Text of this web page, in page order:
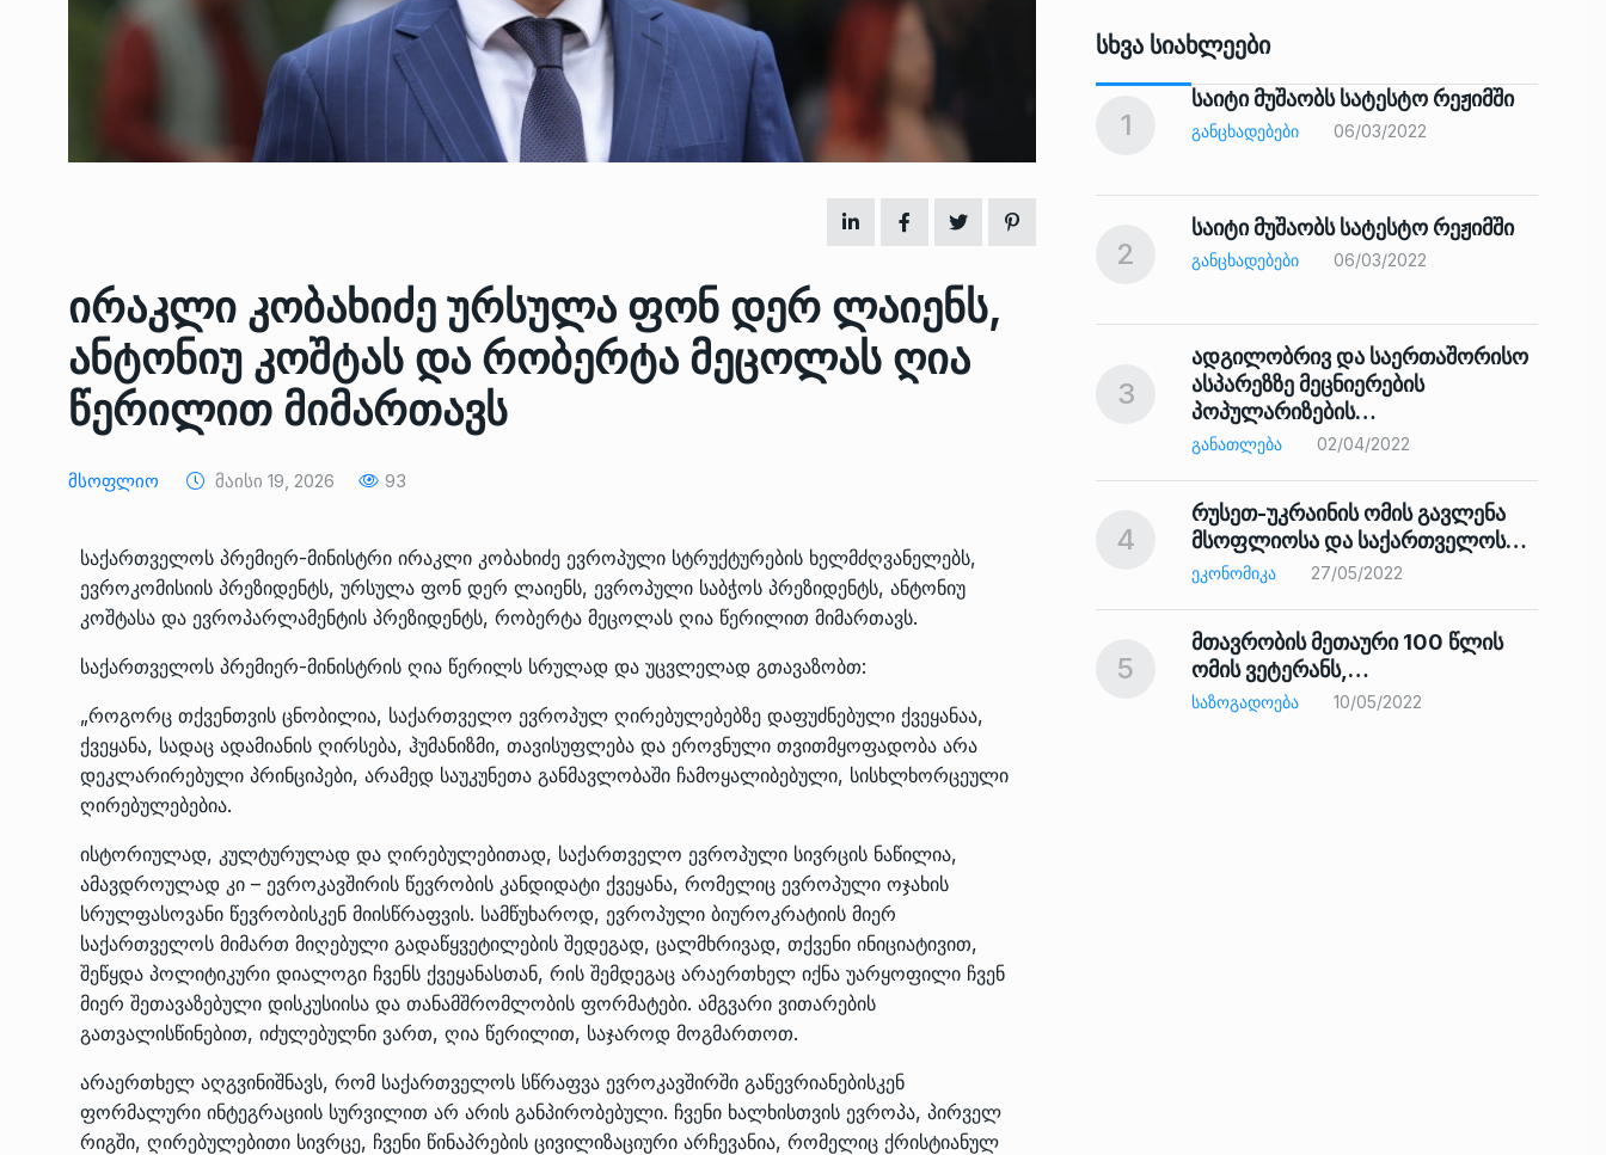
ირაკლი კობახიძე ურსულა ფონ დერ ლაიენს,
ანტონიუ კოშტას და რობერტა მეცოლას ღია
წერილით მიმართავს
Მსოფლიო Მაისი 19, 2026 93
საქართველოს პრემიერ-მინისტრი ირაკლი კობახიძე ევროპული სტრუქტურების ხელმძღვანელებს,
ევროკომისიის პრეზიდენტს, ურსულა ფონ დერ ლაიენს, ევროპული საბჭოს პრეზიდენტს, ანტონიუ
კოშტასა და ევროპარლამენტის პრეზიდენტს, რობერტა მეცოლას ღია წერილით მიმართავს.
საქართველოს პრემიერ-მინისტრის ღია წერილს სრულად და უცვლელად გთავაზობთ:
„როგორც თქვენთვის ცნობილია, საქართველო ევროპულ ღირებულებებზე დაფუძნებული ქვეყანაა,
ქვეყანა, სადაც ადამიანის ღირსება, ჰუმანიზმი, თავისუფლება და ეროვნული თვითმყოფადობა არა
დეკლარირებული პრინციპები, არამედ საუკუნეთა განმავლობაში ჩამოყალიბებული, სისხლხორცეული
ღირებულებებია.
ისტორიულად, კულტურულად და ღირებულებითად, საქართველო ევროპული სივრცის ნაწილია,
ამავდროულად კი – ევროკავშირის წევრობის კანდიდატი ქვეყანა, რომელიც ევროპული ოჯახის
სრულფასოვანი წევრობისკენ მიისწრაფვის. სამწუხაროდ, ევროპული ბიუროკრატიის მიერ
საქართველოს მიმართ მიღებული გადაწყვეტილების შედეგად, ცალმხრივად, თქვენი ინიციატივით,
შეწყდა პოლიტიკური დიალოგი ჩვენს ქვეყანასთან, რის შემდეგაც არაერთხელ იქნა უარყოფილი ჩვენ
მიერ შეთავაზებული დისკუსიისა და თანამშრომლობის ფორმატები. ამგვარი ვითარების
გათვალისწინებით, იძულებულნი ვართ, ღია წერილით, საჯაროდ მოგმართოთ.
არაერთხელ აღგვინიშნავს, რომ საქართველოს სწრაფვა ევროკავშირში გაწევრიანებისკენ
ფორმალური ინტეგრაციის სურვილით არ არის განპირობებული. ჩვენი ხალხისთვის ევროპა, პირველ
რიგში, ღირებულებითი სივრცე, ჩვენი წინაპრების ცივილიზაციური არჩევანია, რომელიც ქრისტიანულ
Სხვა Სიახლეები
ოთარ შამუგია ბაქოში გამართულ
მინისტერიალზე სიტყვით…
ᲔᲙᲝᲜᲝᲛᲘᲙᲐ 10/05/2022
სამსახურის…
ᲔᲙᲝᲜᲝᲛᲘᲙᲐ 10/05/2022
8
საქართველოს რკინიგზის
გენერალურმა დირექტორმა შუა
ᲔᲙᲝᲜᲝᲛᲘᲙᲐ
9
სახელობის ოპერისა და
ბალეტის…
ᲙᲣᲚᲢᲣᲠᲐ 13/05/2022
10
სახელობის ოპერისა და
ბალეტის…
ᲙᲣᲚᲢᲣᲠᲐ 13/05/2022
ზურაბ აზარაშვილი:
„სოციალურად დაუცველთა
დასაქმების პროგრამაში,…
12 ᲠᲔᲒᲘᲝᲜᲔᲑᲘ 13/05/2022
მარაგი დღეისათვის გვაქვს
14
ტექნოპარკში სტარტაპერებს…
ᲒᲐᲜᲐᲗᲚᲔᲑᲐ 15/05/2022
15
პრემიერ-მინისტრმა ირაკლი
რეაბილიტირებული ოზურგეთის…
ᲒᲐᲜᲐᲗᲚᲔᲑᲐ 15/05/2022
1
საიტი მუშაობს სატესტო რეჟიმში
ᲒᲐᲜᲪᲮᲐᲓᲔᲑᲔᲑᲘ 06/03/2022
2
საიტი მუშაობს სატესტო რეჟიმში
ᲒᲐᲜᲪᲮᲐᲓᲔᲑᲔᲑᲘ 06/03/2022
3
ადგილობრივ და საერთაშორისო
ასპარეზზე მეცნიერების
პოპულარიზების…
ᲒᲐᲜᲐᲗᲚᲔᲑᲐ 02/04/2022
4
რუსეთ-უკრაინის ომის გავლენა
მსოფლიოსა და საქართველოს…
ᲔᲙᲝᲜᲝᲛᲘᲙᲐ 27/05/2022
5
მთავრობის მეთაური 100 წლის
ომის ვეტერანს,…
ᲡᲐᲖᲝᲒᲐᲓᲝᲔᲑᲐ 10/05/2022